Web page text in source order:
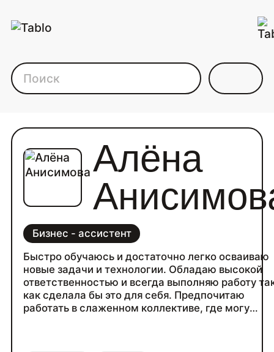
Каталог фрилансеров
Алёна
Бизнес - ассистент
Быстро обучаюсь и достаточно легко осваиваю
новые задачи и технологии. Обладаю высокой
ответственностью и всегда выполняю работу
как сделала бы это для себя. Предпочитаю
работать в слаженном коллективе, где могу